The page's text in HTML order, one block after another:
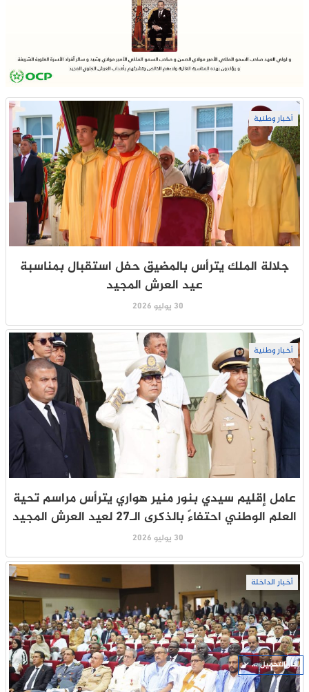
أخبار وطنية
جلالة الملك يترأس بالمضيق حفل استقبال بمناسبة
عيد العرش المجيد
30 يوليو 2026
أخبار وطنية
عامل إقليم سيدي بنور منير هواري يترأس مراسم تحية
العلم الوطني احتفاءً بالذكرى الـ27 لعيد العرش المجيد
30 يوليو 2026
أخبار الداخلة
جار التحميل ...